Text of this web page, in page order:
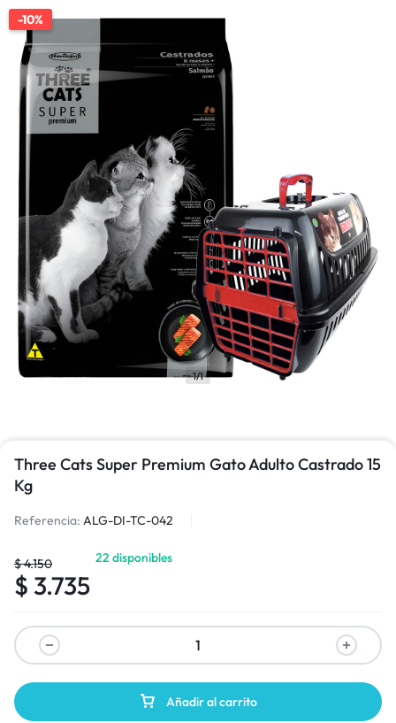
1/1
-10%
Three Cats Super Premium Gato Adulto Castrado 15
Kg
Referencia: ALG-DI-TC-042
$4.150
$ 3.735
22 disponibles
Añadir al carrito